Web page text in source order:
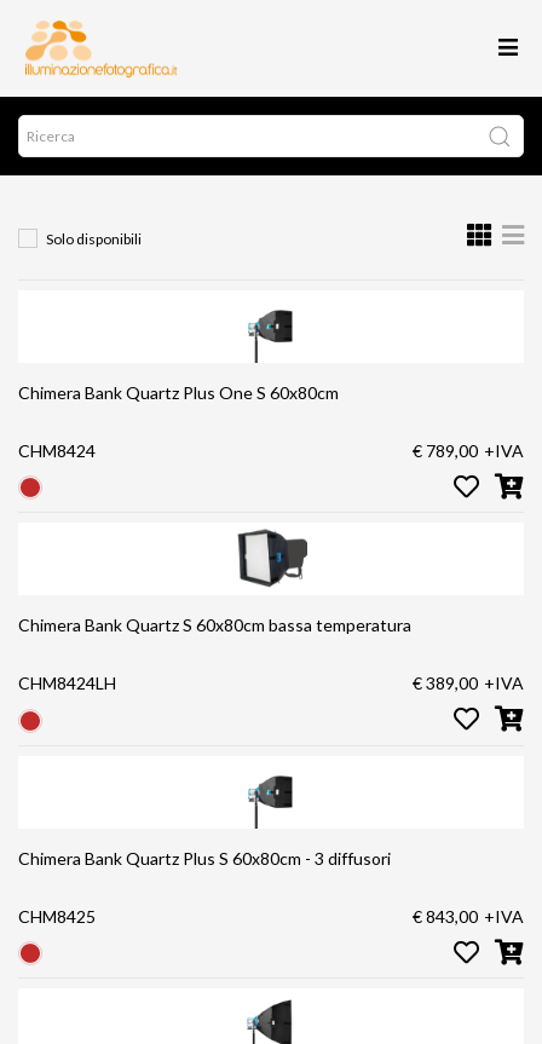
Solo disponibili
Chimera Bank Quartz Plus One S 60x80cm
CHM8424 € 789,00 +IVA
Chimera Bank Quartz S 60x80cm bassa temperatura
CHM8424LH € 389,00 +IVA
Chimera Bank Quartz Plus S 60x80cm - 3 diffusori
CHM8425 € 843,00 +IVA